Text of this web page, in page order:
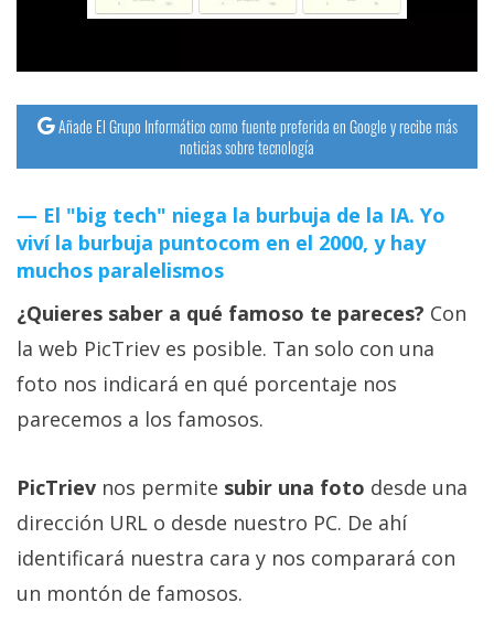
Operadores
Trucos
y
Ciberseguridad
Sistemas
operativos
Profesional
+
Más
temas
Sorteos
Añade El Grupo Informático como fuente preferida en Google y recibe más
noticias sobre tecnología
El "big tech" niega la burbuja de la IA. Yo
viví la burbuja puntocom en el 2000, y hay
muchos paralelismos
¿Quieres saber a qué famoso te pareces? Con
la web PicTriev es posible. Tan solo con una
foto nos indicará en qué porcentaje nos
parecemos a los famosos.
PicTriev nos permite subir una foto desde una
dirección URL o desde nuestro PC. De ahí
identificará nuestra cara y nos comparará con
un montón de famosos.